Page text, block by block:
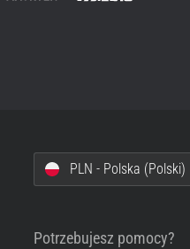
PLN - Polska (Polski)
Potrzebujesz pomocy?